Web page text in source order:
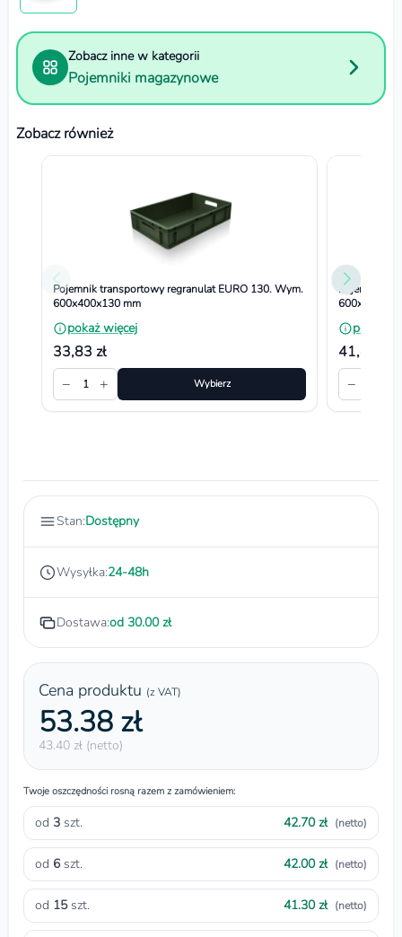
Zobacz inne w kategorii
Pojemniki magazynowe
Zobacz również
Pojemnik transportowy regranulat EURO 130. Wym.
600x400x130 mm
pokaż więcej
33,83 zł
−
1 + Wybierz
Pojemnik
pokaż
41,82 zł
−
Stan:Dostępny
Wysyłka:24-48h
Dostawa:od 30.00 zł
Cena produktu (z VAT)
53.38 zł
43.40 zł (netto)
Twoje oszczędności rosną razem z zamówieniem:
od 3 szt. 42.70 zł (netto)
od 6szt. 42.00 zł (netto)
od 15szt. 41.30 zł (netto)